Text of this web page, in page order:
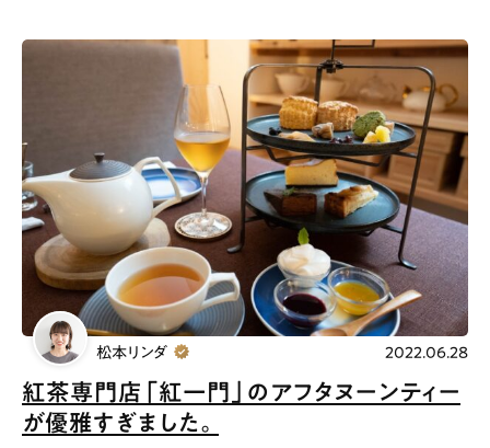
紅茶専門店「紅一門」のアフタヌーンティー
が優雅すぎました。
松本リンダ 2022.06.28